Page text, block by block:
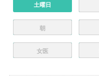
土曜日
朝
女医